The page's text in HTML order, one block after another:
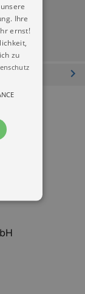
Ihre
ernst!
zu